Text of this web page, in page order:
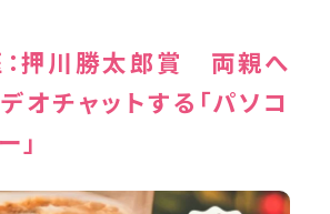
押川勝太郎賞 両親へ
オチャットする「パソコ
」